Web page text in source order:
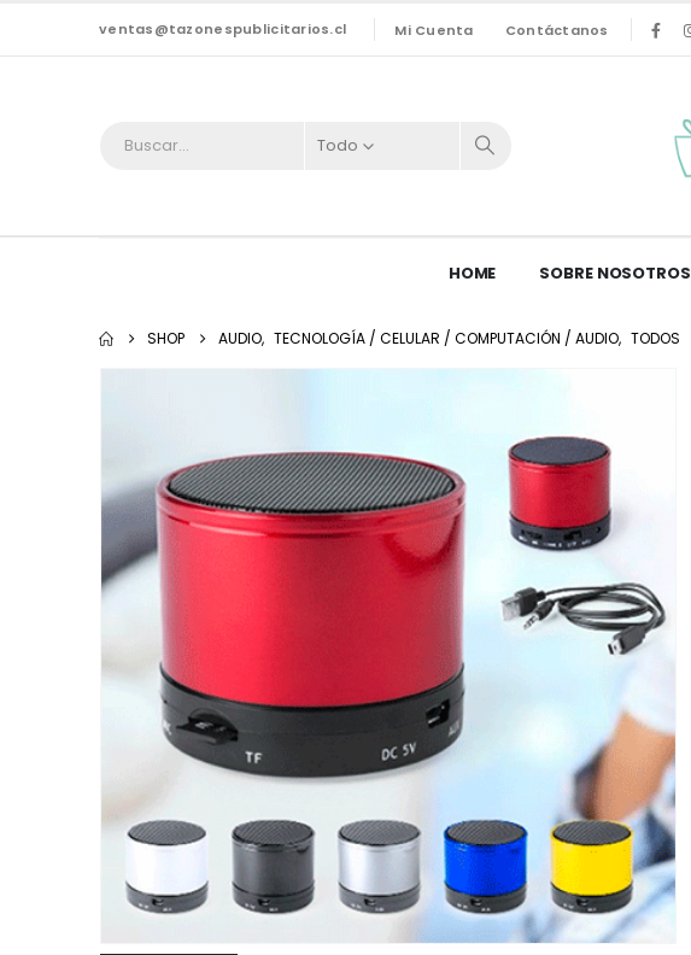
ventas@tazonespublicitarios.cl Mi Cuenta Contáctanos
Todo
HOME SOBRE NOSOTROS
SHOP AUDIO, TECNOLOGÍA / CELULAR / COMPUTACIÓN / AUDIO, TODOS